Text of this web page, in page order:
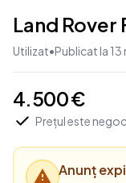
Land Rover
Utilizat•Publicat la
4.500 €
Prețul este
Anunț